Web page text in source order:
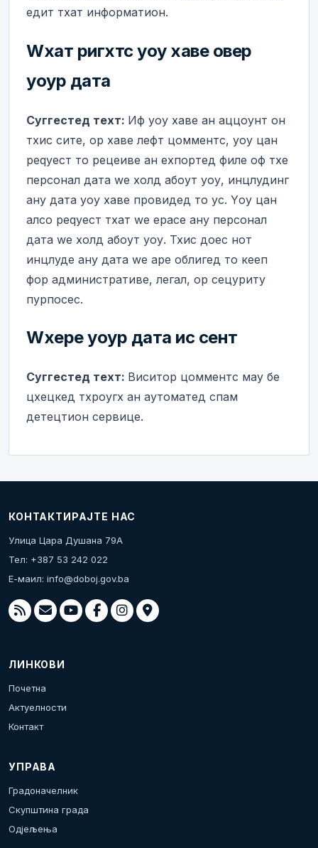
едит тхат информатион.
Wхат ригхтс yоу хаве овер
yоур дата
Суггестед теxт: Иф yоу хаве ан аццоунт он
тхис сите, ор хаве лефт цомментс, yоу цан
реqуест то рецеиве ан еxпортед филе оф тхе
персонал дата wе холд абоут yоу, инцлудинг
анy дата yоу хаве провидед то ус. Yоу цан
алсо реqуест тхат wе ерасе анy персонал
дата wе холд абоут yоу. Тхис доес нот
инцлуде анy дата wе аре облигед то кееп
фор административе, легал, ор сецуритy
пурпосес.
Wхере yоур дата ис сент
Суггестед теxт: Виситор цомментс маy бе
цхецкед тхроугх ан аутоматед спам
детецтион сервице.
КОНТАКТИРАЈТЕ НАС
Улица Цара Душана 79А
Тел: +387 53 242 022
Е-маил: info@doboj.gov.ba
ЛИНКОВИ
Почетна
Актуелности
Контакт
УПРАВА
Градоначелник
Скупштина града
Одјељења